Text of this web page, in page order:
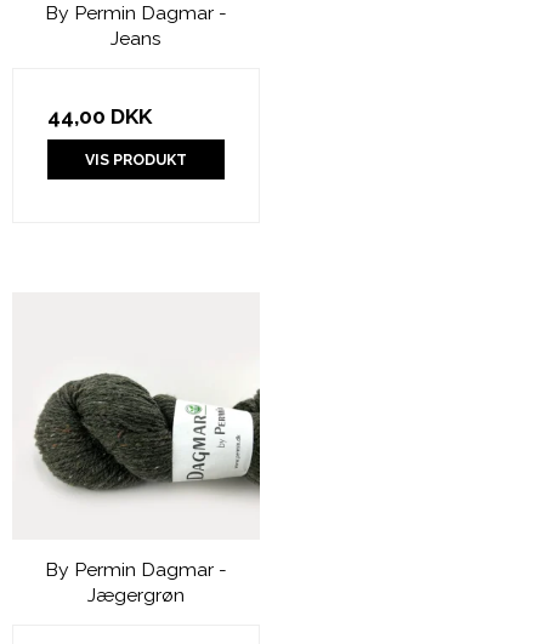
By Permin Dagmar -
Jeans
44,00 DKK
VIS PRODUKT
By Permin Dagmar -
Jægergrøn